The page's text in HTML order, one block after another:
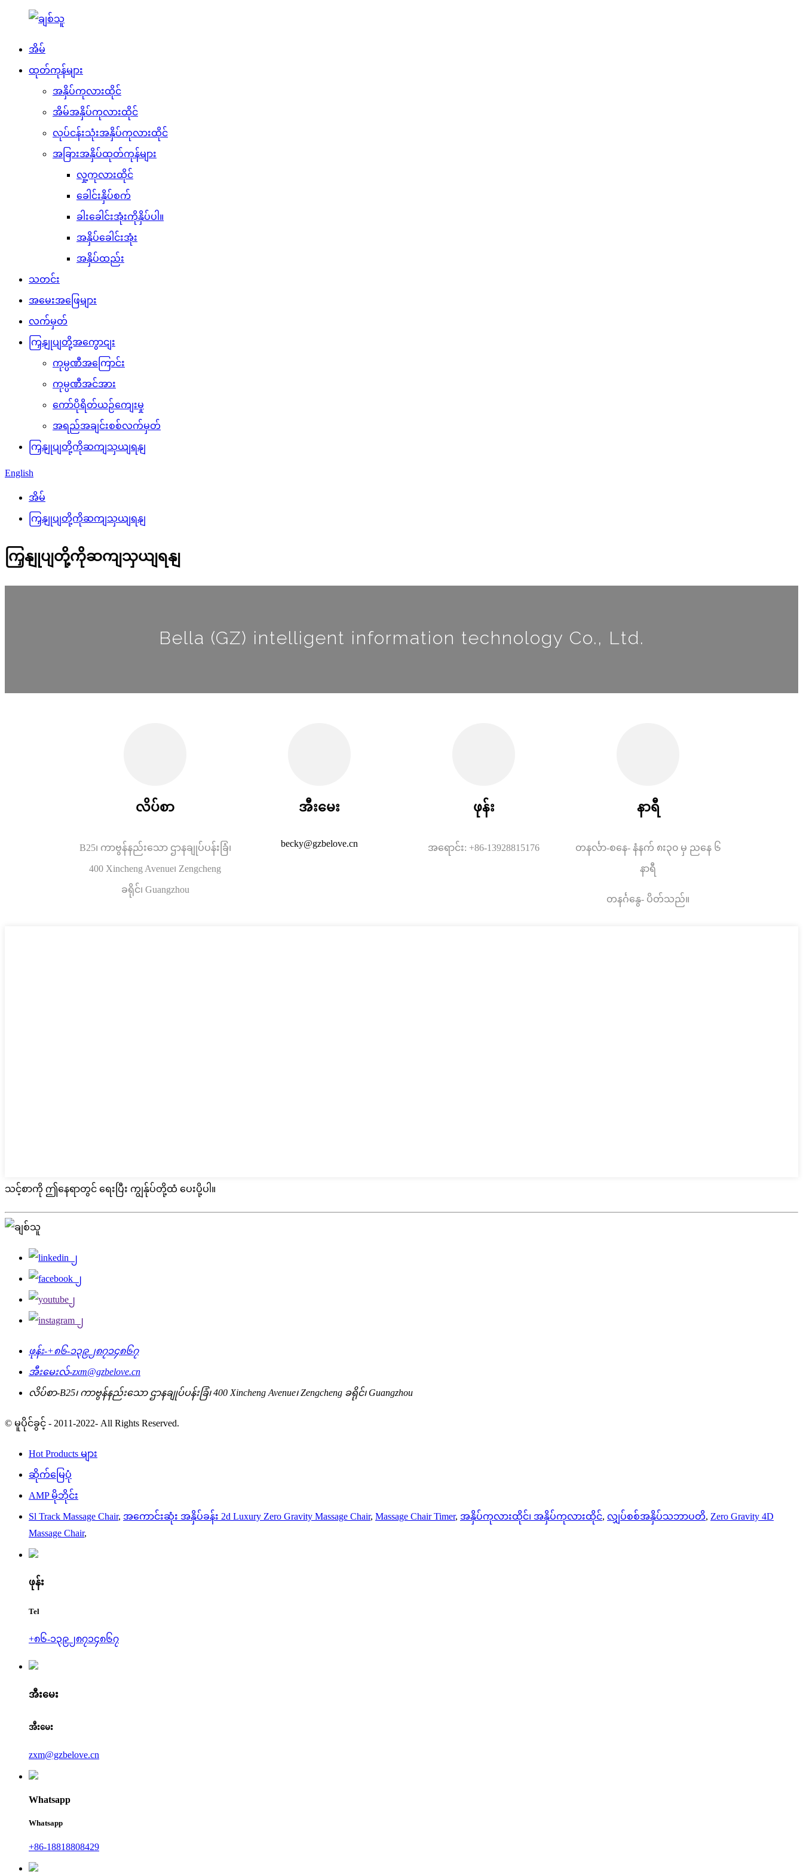
အိမ်
ထုတ်ကုန်များ
အနှိပ်ကုလားထိုင်
အိမ်အနှိပ်ကုလားထိုင်
လုပ်ငန်းသုံးအနှိပ်ကုလားထိုင်
အခြားအနှိပ်ထုတ်ကုန်များ
လှု့ကုလားထိုင်
ခေါင်းနှိပ်စက်
ခါးခေါင်းအုံးကိုနှိပ်ပါ။
အနှိပ်ခေါင်းအုံး
အနှိပ်ထည်း
သတင်း
အမေးအဖြေများ
လက်မှတ်
ကြှနျုပျတို့အကွောငျး
ကုမ္ပဏီအကြောင်း
ကုမ္ပဏီအင်အား
ကော်ပိုရိတ်ယဉ်ကျေးမှု
အရည်အချင်းစစ်လက်မှတ်
ကြှနျုပျတို့ကိုဆကျသှယျရနျ
English
အိမ်
ကြှနျုပျတို့ကိုဆကျသှယျရနျ
ကြှနျုပျတို့ကိုဆကျသှယျရနျ
Bella (GZ) intelligent information technology Co., Ltd.
လိပ်စာ
B25၊ ကာဗွန်နည်းသော ဌာနချုပ်ပန်းခြံ၊
400 Xincheng Avenue၊ Zengcheng
ခရိုင်၊ Guangzhou
အီးမေး
becky@gzbelove.cn
ဖုန်း
အရောင်း: +86-13928815176
နာရီ
တနင်္လာ-စနေ- နံနက် ၈း၃၀ မှ ညနေ ၆
နာရီ
တနင်္ဂနွေ- ပိတ်သည်။
သင့်စာကို ဤနေရာတွင် ရေးပြီး ကျွန်ုပ်တို့ထံ ပေးပို့ပါ။
ဖုန်း-+၈၆-၁၃၉၂၈၇၁၄၈၆၇
အီးမေးလ်-zxm@gzbelove.cn
လိပ်စာ-B25၊ ကာဗွန်နည်းသော ဌာနချုပ်ပန်းခြံ၊ 400 Xincheng Avenue၊ Zengcheng ခရိုင်၊ Guangzhou
© မူပိုင်ခွင့် - 2011-2022- All Rights Reserved.
Hot Products များ
ဆိုက်မြေပုံ
AMP မိုဘိုင်း
Sl Track Massage Chair, အကောင်းဆုံး အနှိပ်ခန်း 2d Luxury Zero Gravity Massage Chair, Massage Chair Timer, အနှိပ်ကုလားထိုင်၊ အနှိပ်ကုလားထိုင်, လျှပ်စစ်အနှိပ်သဘာပတိ, Zero Gravity 4D
Massage Chair,
ဖုန်း
Tel
+၈၆-၁၃၉၂၈၇၁၄၈၆၇
အီးမေး
အီးမေး
zxm@gzbelove.cn
Whatsapp
Whatsapp
+86-18818808429